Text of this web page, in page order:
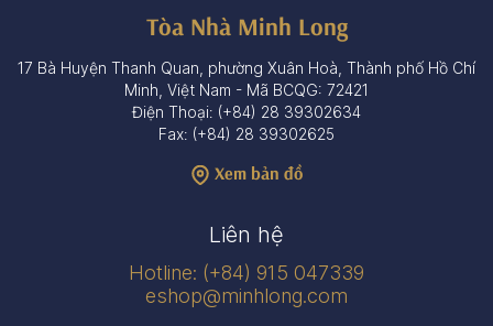
Tòa Nhà Minh Long
17 Bà Huyện Thanh Quan, phường Xuân Hoà, Thành phố Hồ Chí
Minh, Việt Nam - Mã BCQG: 72421
Điện Thoại: (+84) 28 39302634
Fax: (+84) 28 39302625
Xem bản đồ
Liên hệ
Hotline: (+84) 915 047339
eshop@minhlong.com